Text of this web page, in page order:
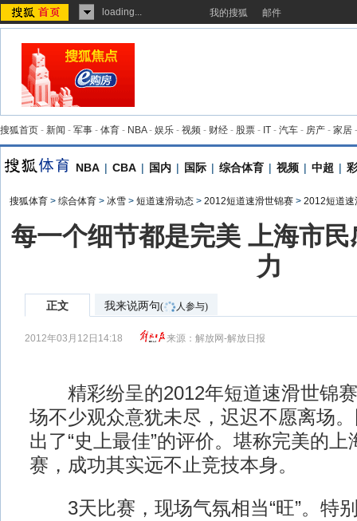
loading... 我的搜狐 邮件
搜狐首页 - 新闻 - 军事 - 体育 - NBA- 娱乐 - 视频 - 财经 - 股票 - IT - 汽车 - 房产 - 家居
NBA | CBA | 国内 | 国际 | 综合体育 | 视频 | 中超 |
搜狐体育 > 综合体育 > 冰雪 > 短道速滑动态 > 2012短道速滑世锦赛 > 2012短道速
每一个细节都是完美 上海市
力
正文 我来说两句( 人参与)
2012年03月12日14:18 来源： 解放网-解放日报
精彩纷呈的2012年短道速滑世锦赛
场不少观众意犹未尽，迟迟不愿离场
出了“史上最佳”的评价。堪称完美的
赛，成功其实远不止竞技本身。
3天比赛，现场气氛相当“旺”。特